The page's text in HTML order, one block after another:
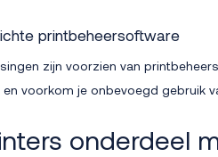
printbeheersoftware
zijn voorzien van
voorkom je onbevoegd gebruik
onderdeel